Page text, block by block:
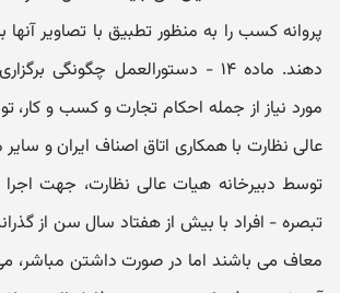
پروانه کسب را به منظور تطبیق با تصاویر آنها
دهند. ماده ۱۴ - دستورالعمل چگونگی
مورد نیاز از جمله احکام تجارت و کسب و کار،
عالی نظارت با همکاری اتاق اصناف ایران و
توسط دبیرخانه هیات عالی نظارت، جهت اجرا
تبصره - افراد با بیش از هفتاد سال سن از
معاف می باشند اما در صورت داشتن مباشر،